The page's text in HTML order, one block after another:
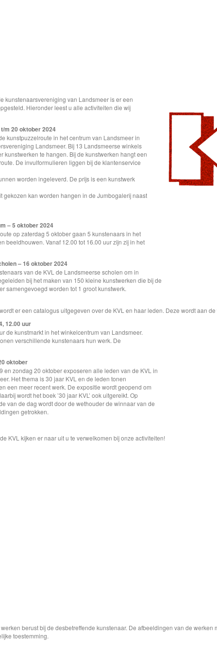
kunstenaarsvereniging van Landsmeer is er een
Hieronder leest u alle activiteiten die wij
m 20 oktober 2024
kunstpuzzelroute in het centrum van Landsmeer in
Landsmeer. Bij 13 Landsmeerse winkels
kunstwerken te hangen. Bij de kunstwerken hangt een
De invulformulieren liggen bij de klantenservice
worden ingeleverd. De prijs is een kunstwerk
gekozen kan worden hangen in de Jumbogalerij naast
– 5 oktober 2024
op zaterdag 5 oktober gaan 5 kunstenaars in het
beeldhouwen. Vanaf 12.00 tot 16.00 uur zijn zij in het
– 16 oktober 2024
van de KVL de Landsmeerse scholen om in
bij het maken van 150 kleine kunstwerken die bij de
samengevoegd worden tot 1 groot kunstwerk.
er een catalogus uitgegeven over de KVL en haar leden. Deze wordt aan
12.00 uur
de kunstmarkt in het winkelcentrum van Landsmeer.
verschillende kunstenaars hun werk. De
oktober
en zondag 20 oktober exposeren alle leden van de KVL in
Het thema is 30 jaar KVL en de leden tonen
een meer recent werk. De expositie wordt geopend om
wordt het boek ’30 jaar KVL’ ook uitgereikt. Op
van de dag wordt door de wethouder de winnaar van de
getrokken.
KVL kijken er naar uit u te verwelkomen bij onze activiteiten!
berust bij de desbetreffende kunstenaar. De afbeeldingen van de werken
toestemming.